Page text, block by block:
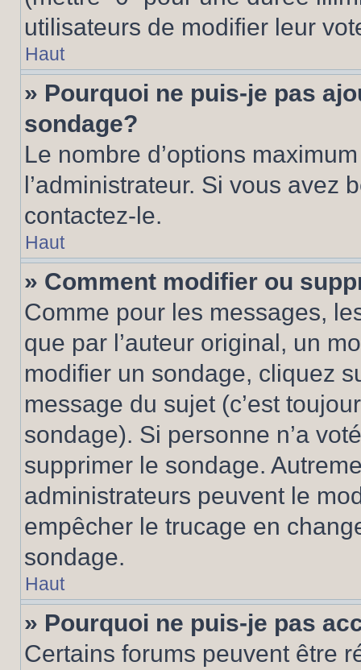
utilisateurs de modifier leur
Haut
» Pourquoi ne puis-je pas
sondage?
Le nombre d’options
l’administrateur. Si vous avez
contactez-le.
Haut
» Comment modifier ou
Comme pour les messages,
que par l’auteur original, un
modifier un sondage, cliquez
message du sujet (c’est
sondage). Si personne n’a
supprimer le sondage.
administrateurs peuvent le
empêcher le trucage en
sondage.
Haut
» Pourquoi ne puis-je pas
Certains forums peuvent être